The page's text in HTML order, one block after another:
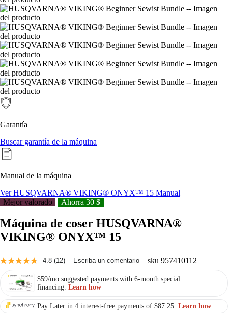
Garantía
Buscar garantía de la máquina
Manual de la máquina
Ver HUSQVARNA® VIKING® ONYX™ 15 Manual
Mejor valorado
Ahorra 30 $
Máquina de coser HUSQVARNA®
VIKING® ONYX™ 15
4.8 Lee
opiniones.
Enlace
la
(12) Escriba un comentario sku957410112
$59/mo suggested payments with 6-month special
financing. Learn how
Pay Later in 4 interest-free payments of $87.25. Learn how